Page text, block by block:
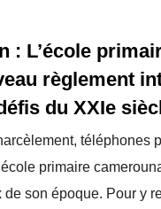
: L’école
règlement
du XXIe
téléphones
primaire
de son époque. Pour y